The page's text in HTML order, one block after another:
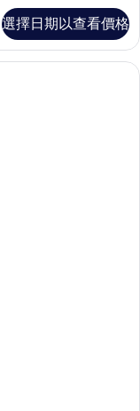
選擇日期以查看價格